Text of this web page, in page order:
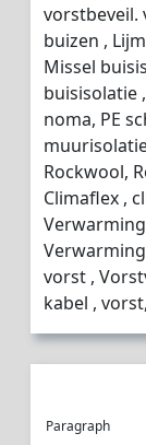
vorstbeveil.
buizen ,
Missel
buisisolatie
noma, PE
Rockwool,
Climaflex ,
vorst ,
kabel , vorst,
Paragraph